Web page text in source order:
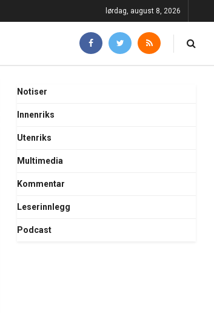
lørdag, august 8, 2026
Notiser
Innenriks
Utenriks
Multimedia
Kommentar
Leserinnlegg
Podcast